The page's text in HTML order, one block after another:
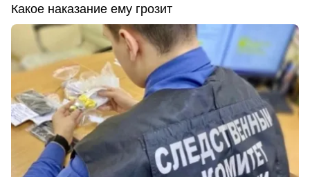
Какое наказание ему грозит